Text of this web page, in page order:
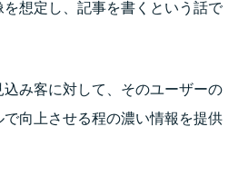
想定し、記事を書くという話で
込み客に対して、そのユーザーの
向上させる程の濃い情報を提供